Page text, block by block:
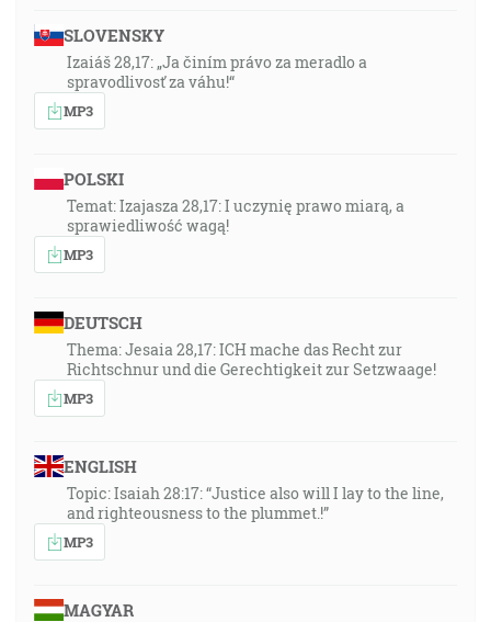
SLOVENSKY
Izaiáš 28,17: „Ja činím právo za meradlo a
spravodlivosť za váhu!“
MP3
POLSKI
Temat: Izajasza 28,17: I uczynię prawo miarą, a
sprawiedliwość wagą!
MP3
DEUTSCH
Thema: Jesaia 28,17: ICH mache das Recht zur
Richtschnur und die Gerechtigkeit zur Setzwaage!
MP3
ENGLISH
Topic: Isaiah 28:17: “Justice also will I lay to the line,
and righteousness to the plummet.!”
MP3
MAGYAR